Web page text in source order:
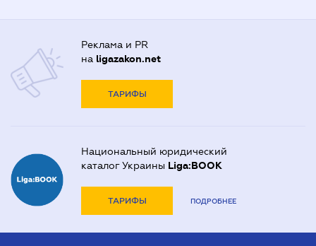
Реклама и PR
на ligazakon.net
ТАРИФЫ
Национальный юридический
каталог Украины Liga:BOOK
ТАРИФЫ ПОДРОБНЕЕ